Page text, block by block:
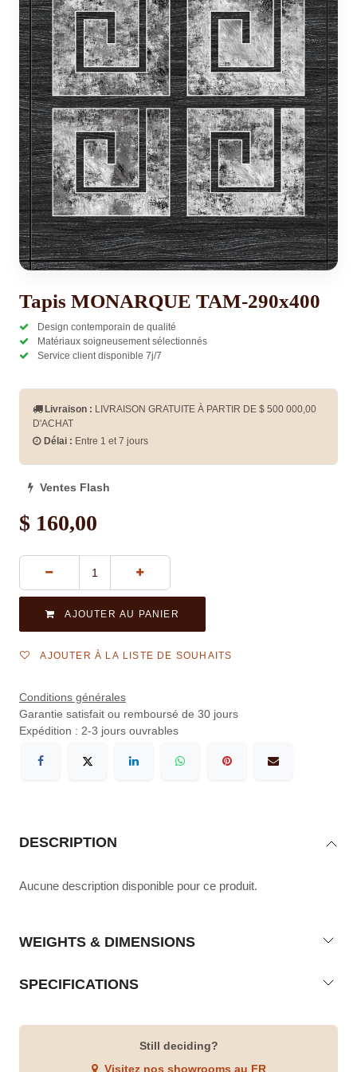
Tapis MONARQUE TAM-290x400
Design contemporain de qualité
Matériaux soigneusement sélectionnés
Service client disponible 7j/7
Livraison : LIVRAISON GRATUITE À PARTIR DE $ 500 000,00
D'ACHAT
Délai : Entre 1 et 7 jours
Ventes Flash
$ 160,00
AJOUTER AU PANIER
AJOUTER À LA LISTE DE SOUHAITS
Conditions générales
Garantie satisfait ou remboursé de 30 jours
Expédition : 2-3 jours ouvrables
DESCRIPTION
Aucune description disponible pour ce produit.
WEIGHTS & DIMENSIONS
SPECIFICATIONS
Still deciding?
Visitez nos showrooms au FR